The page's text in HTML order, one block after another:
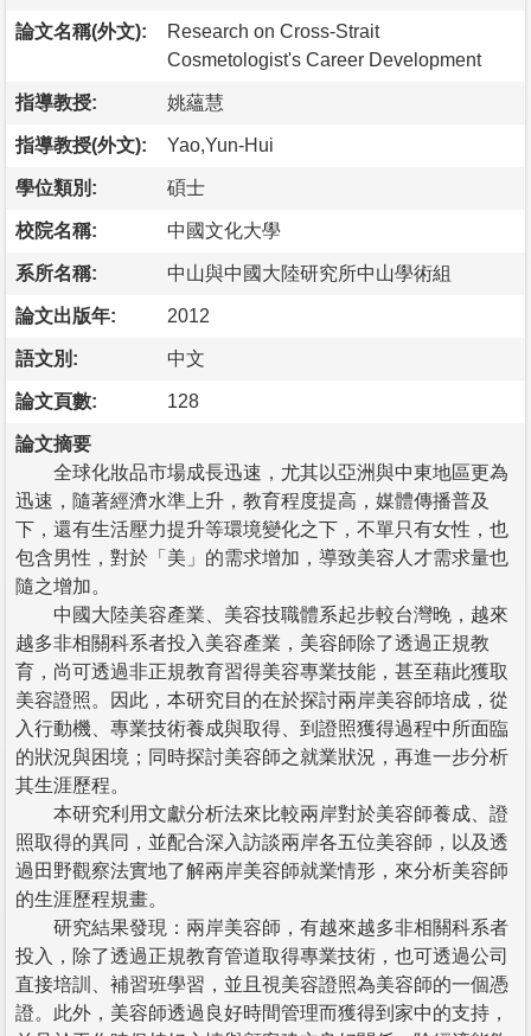
論文名稱(外文):
Research on Cross-Strait
Cosmetologist's Career Development
指導教授: 姚蘊慧
指導教授(外文): Yao,Yun-Hui
學位類別: 碩士
校院名稱: 中國文化大學
系所名稱: 中山與中國大陸研究所中山學術組
論文出版年: 2012
語文別: 中文
論文頁數: 128
論文摘要
全球化妝品市場成長迅速，尤其以亞洲與中東地區更為
迅速，隨著經濟水準上升，教育程度提高，媒體傳播普及
下，還有生活壓力提升等環境變化之下，不單只有女性，也
包含男性，對於「美」的需求增加，導致美容人才需求量也
隨之增加。
中國大陸美容產業、美容技職體系起步較台灣晚，越來
越多非相關科系者投入美容產業，美容師除了透過正規教
育，尚可透過非正規教育習得美容專業技能，甚至藉此獲取
美容證照。因此，本研究目的在於探討兩岸美容師培成，從
入行動機、專業技術養成與取得、到證照獲得過程中所面臨
的狀況與困境；同時探討美容師之就業狀況，再進一步分析
其生涯歷程。
本研究利用文獻分析法來比較兩岸對於美容師養成、證
照取得的異同，並配合深入訪談兩岸各五位美容師，以及透
過田野觀察法實地了解兩岸美容師就業情形，來分析美容師
的生涯歷程規畫。
研究結果發現：兩岸美容師，有越來越多非相關科系者
投入，除了透過正規教育管道取得專業技術，也可透過公司
直接培訓、補習班學習，並且視美容證照為美容師的一個憑
證。此外，美容師透過良好時間管理而獲得到家中的支持，